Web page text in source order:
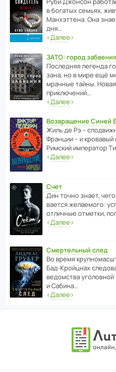
в богатых семьях,
Манх­эт­тена. Она
дня…
‹Далее›
ЗАТО: город забвения
После­дняя легенда
зана, но в мире ещё
мрачные тайны.
приключений…
‹Далее›
Возвращение Синей
Жиль де Рэ –
Франции – и кровавый
Римский импе­ратор
‹Далее›
Счет
Дин точно знает,
ва­ется жела­е­мого:
отли­чные отметки,
‹Далее›
Смертельный след
Во время
Бад‑Крой­цнах
ведомства
и Сабина…
‹Далее›